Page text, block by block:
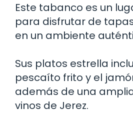
Este tabanco es un
para disfrutar de
en un ambiente
Sus platos estrella
pescaíto frito y el
además de una
vinos de Jerez.